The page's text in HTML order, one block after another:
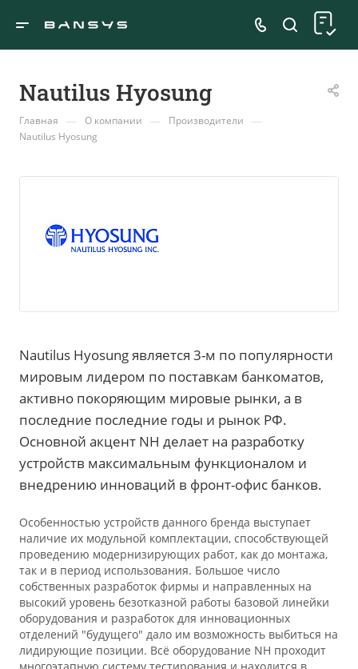
Nautilus Hyosung
Главная — О компании — Производители —
Nautilus Hyosung
Nautilus Hyosung является 3-м по популярности
мировым лидером по поставкам банкоматов,
активно покоряющим мировые рынки, а в
последние последние годы и рынок РФ.
Основной акцент NH делает на разработку
устройств максимальным функционалом и
внедрению инноваций в фронт-офис банков.
Особенностью устройств данного бренда выступает
наличие их модульной комплектации, способствующей
проведению модернизирующих работ, как до монтажа,
так и в период использования. Большое число
собственных разработок фирмы и направленных на
высокий уровень безотказной работы базовой линейки
оборудования и разработок для инновационных
отделений "будущего" дало им возможность выбиться на
лидирующие позиции. Всё оборудование NH проходит